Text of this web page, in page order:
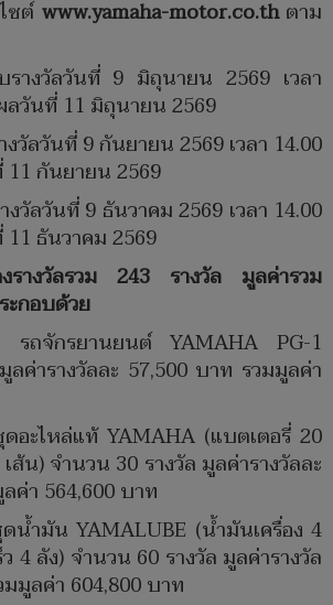
ซต์ www.yamaha-motor.co.thตาม
างวัลวันที่ 9 มิถุนายน 2569 เวลา
ลวันที่ 11 มิถุนายน 2569
งวัลวันที่ 9 กันยายน 2569 เวลา 14.00
กันยายน 2569
งวัลวันที่ 9 ธันวาคม 2569 เวลา 14.00
ธันวาคม 2569
รางวัลรวม 243 รางวัล มูลค่ารวม
ะกอบด้วย
ถจักรยานยนต์ YAMAHA PG-1
ค่ารางวัลละ 57,500 บาท รวมมูลค่า
อะไหล่แท้ YAMAHA (แบตเตอรี่ 20
น) จำนวน 30 รางวัล มูลค่ารางวัลละ
ค่า 564,600 บาท
น้ำมัน YAMALUBE (น้ำมันเครื่อง 4
4 ลัง) จำนวน 60 รางวัล มูลค่ารางวัล
มูลค่า 604,800 บาท